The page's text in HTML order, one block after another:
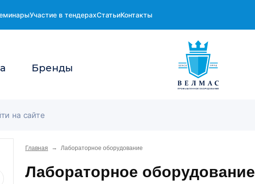
Участие в тендерахСтатьиКонтакты
Бренды
Главная → Лабораторное оборудование
Лабораторное оборудование